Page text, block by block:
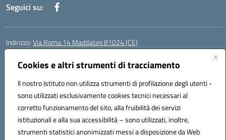
Cookies e altri strumenti di tracciamento
Il nostro Istituto non utilizza strumenti di profilazione degli utenti -
sono utilizzati esclusivamente cookies tecnici necessari al
corretto funzionamento del sito, alla fruibilità dei servizi
istituzionali e alla sua accessibilità – sono utilizzati, inoltre,
strumenti statistici anonimizzati messi a disposizione da Web
Seguici su:
Indirizzo:Via Roma 14 Maddaloni 81024 (CE)
Centralino:
Posta elettronica certificata (PEC):ceic8an00r@pec.istruzione.it
Codice fiscale: 80006190617
Codice meccanografico:CEIC8AN00R
Codice Indice delle Pubbliche Amministrazioni (IPA): icmvce
Codice unico di fatturazione (CUF): UFORSV